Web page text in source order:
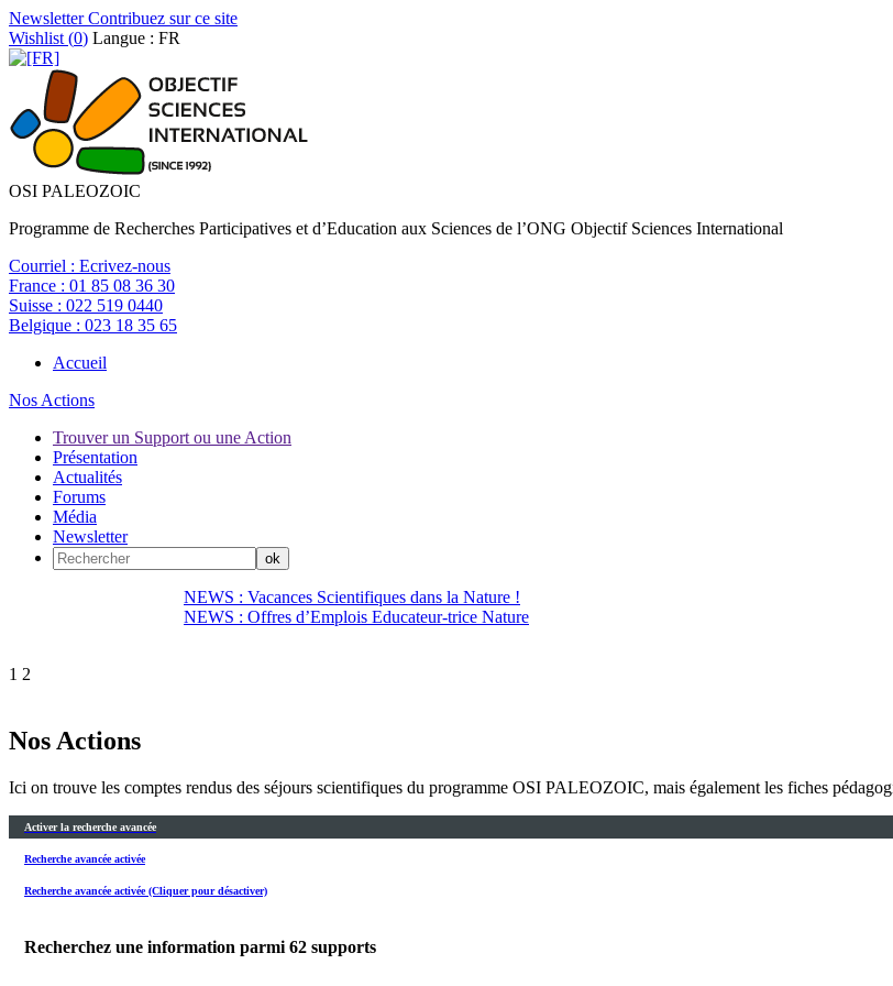
NewsletterContribuez sur ce site
Wishlist (0) Langue : FR
OSI PALEOZOIC
Programme de Recherches Participatives et d’Education aux Sciences de l’ONG Objectif Sciences International
Courriel : Ecrivez-nous
France : 01 85 08 36 30
Suisse : 022 519 0440
Belgique : 023 18 35 65
Accueil
Nos Actions
Trouver un Support ou une Action
Présentation
Actualités
Forums
Média
Newsletter
NEWS : Vacances Scientifiques dans la Nature !
NEWS : Offres d’Emplois Educateur-trice Nature
1 2
Nos Actions
Ici on trouve les comptes rendus des séjours scientifiques du programme OSI PALEOZOIC, mais également les fiches
Activer la recherche avancée
Recherche avancée activée
Recherche avancée activée (Cliquer pour désactiver)
Recherchez une information parmi 62 supports